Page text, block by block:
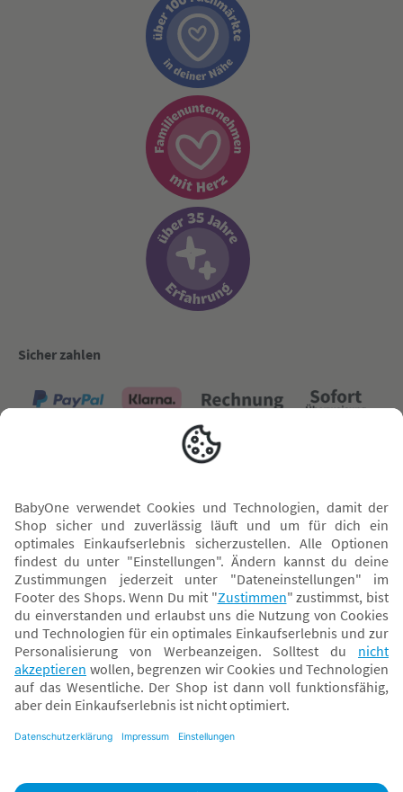
Sicher zahlen
Versand mit
* Alle Preise inkl. MwSt. und ggf. zzgl.Versandkosten. Der dargestellte Preis gilt -
abhängig von der von dir gewählten Option - im BabyOne-Onlineshop oder bei
Abholung in dem von dir gewählten BabyOne-Franchise-Betrieb. Der für den
Onlineshop geltende Preis stellt bei einem Verkauf durch unsere Franchise-
Nehmer eine unverbindliche Preisempfehlung dar. Der Verkaufspreis der
daher von dem Verkaufspreis im Onlineshop abweichen. Angaben zu
Klarna.